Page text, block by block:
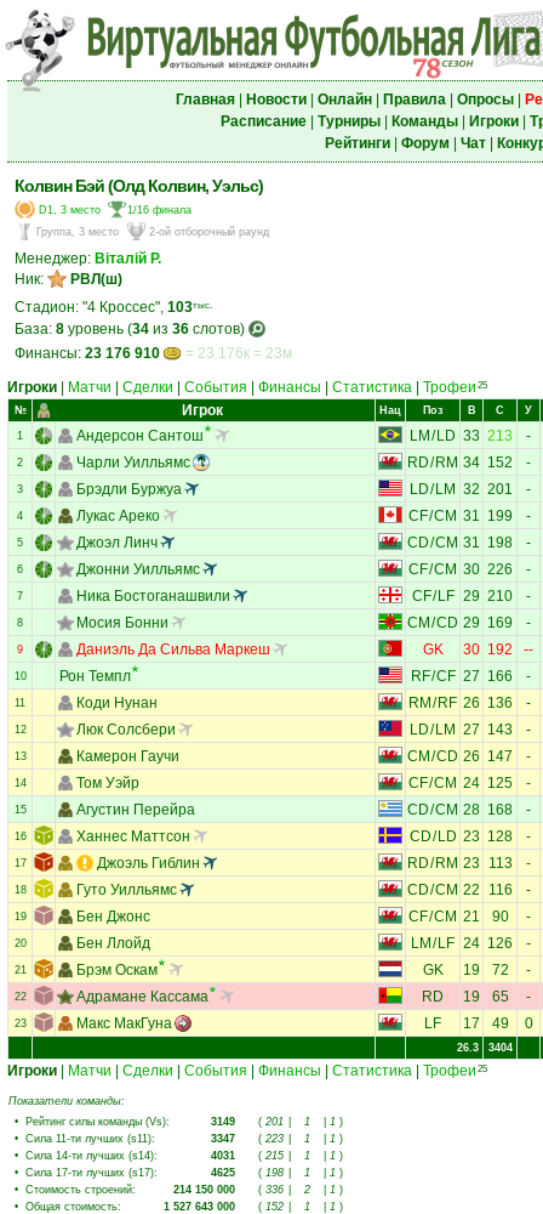
Главная| Новости| Онлайн| Правила| Опросы|
Расписание| Турниры| Команды| Игроки|
Рейтинги| Форум Чат|
Колвин Бэй (Олд Колвин, Уэльс)
D1, 3 место
1/16 финала
Группа, 3 место
2-ой отборочный раунд
Менеджер: Віталій Р.
Ник:
РВЛ(ш)
Стадион: "4 Кроссес", 103тыс.
База: 8 уровень (34 из 36 слотов)
Финансы: 23 176 910
= 23 176к = 23м
Игроки
Матчи Сделки События Финансы Статистика Трофеи 25
№ Игрок Нац Поз В С У
1 Андерсон Сантош LM / LD 33 213 -
2 Чарли Уилльямс RD/ RM 34 152 -
3 Брэдли Буржуа LD/ LM 32 201 -
4 Лукас Ареко CF/CM 31 199 -
5 Джоэл Линч CD/CM 31 198 -
6 Джонни Уилльямс CF/CM 30 226 -
7 Ника Бостоганашвили CF/LF 29 210 -
8 Мосия Бонни CM /CD 29 169 -
9 Даниэль Да Сильва Маркеш GK 30 192 --
10 Рон Темпл RF/CF 27 166 -
11 Коди Нунан RM / RF 26 136 -
12 Люк Солсбери LD/ LM 27 143 -
13 Камерон Гаучи CM /CD 26 147 -
14 Том Уэйр CF/CM 24 125 -
15 Агустин Перейра CD/CM 28 168 -
16 Ханнес Маттсон CD/LD 23 128 -
17 Джоэль Гиблин RD/ RM 23 113 -
18 Гуто Уилльямс CD/CM 22 116 -
19 Бен Джонс CF/CM 21 90 -
20 Бен Ллойд LM / LF 24 126 -
21 Брэм Оскам GK 19 72 -
22 Адрамане Кассама RD 19 65 -
23 Макс МакГуна LF 17 49 0
26.3 3404
Игроки Матчи Сделки События Финансы Статистика Трофеи 25
Показатели команды:
• Рейтинг силы команды (Vs): 3149 ( 201 1 1 )
• Сила 11-ти лучших (s11): 3347 ( 223 1 1 )
• Сила 14-ти лучших (s14): 4031 ( 215 1 1 )
• Сила 17-ти лучших (s17): 4625 ( 198 1 1 )
• Стоимость строений: 214 150 000 ( 336 2 1 )
• Общая стоимость: 1 527 643 000 ( 152 1 1 )